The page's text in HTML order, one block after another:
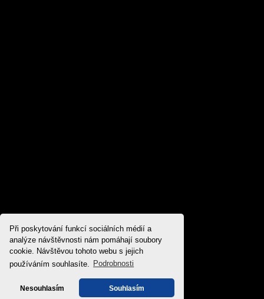
Při poskytování funkcí sociálních médií a
analýze návštěvnosti nám pomáhají soubory
cookie. Návštěvou tohoto webu s jejich
používáním souhlasíte.
Podrobnosti
Nesouhlasím Souhlasím